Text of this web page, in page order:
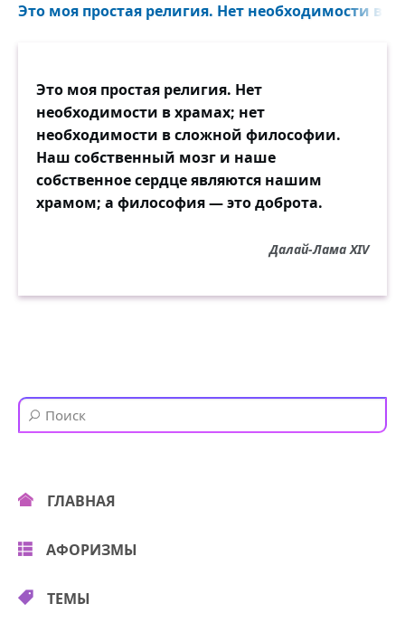
Это моя простая религия. Нет необходимости в
Это моя простая религия. Нет
необходимости в храмах; нет
необходимости в сложной философии.
Наш собственный мозг и наше
собственное сердце являются нашим
храмом; а философия — это доброта.
Далай-Лама XIV
ГЛАВНАЯ
АФОРИЗМЫ
ТЕМЫ